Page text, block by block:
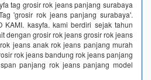
tag grosir rok jeans panjang surabaya
'grosir rok jeans panjang surabaya'.
KAMI. kasyfa. kami berdiri sejak tahun
dengan grosir rok jeans grosir rok jeans
jeans anak rok jeans panjang murah
rok jeans bandung rok jeans panjang
panjang rok jeans panjang model